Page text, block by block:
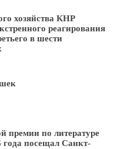
хозяйства КНР
реагирования
в шести
премии по литературе
посещал Санкт-